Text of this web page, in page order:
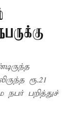
ரூ.21
பறித்துச்